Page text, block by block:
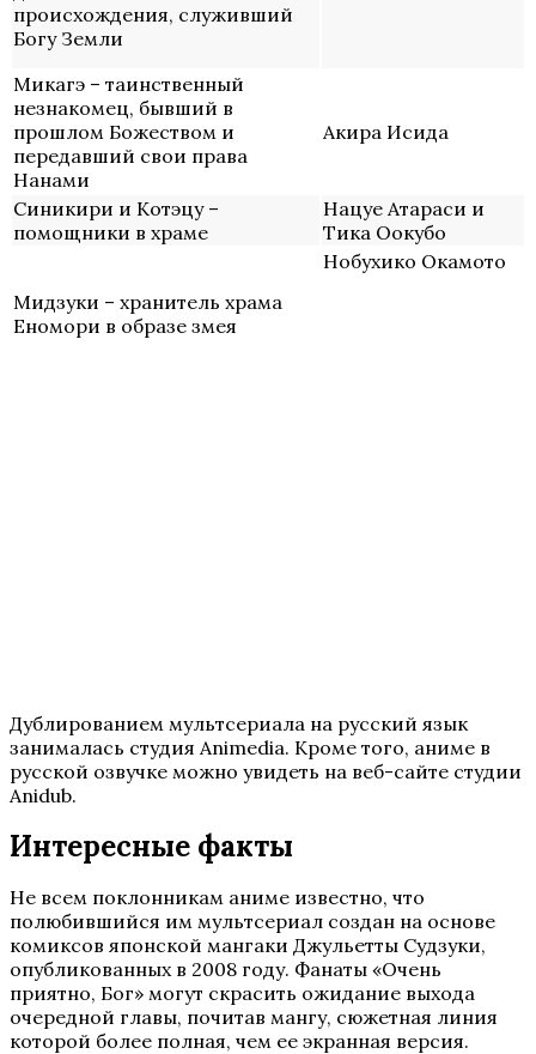
происхождения, служивший
Богу Земли
Микагэ – таинственный
незнакомец, бывший в
прошлом Божеством и
передавший свои права
Нанами
Акира Исида
Синикири и Котэцу –
помощники в храме
Нацуе Атараси и
Тика Оокубо
Мидзуки – хранитель храма
Еномори в образе змея
Нобухико Окамото
Дублированием мультсериала на русский язык
занималась студия Animedia. Кроме того, аниме в
русской озвучке можно увидеть на веб-сайте студии
Anidub.
Интересные факты
Не всем поклонникам аниме известно, что
полюбившийся им мультсериал создан на основе
комиксов японской мангаки Джульетты Судзуки,
опубликованных в 2008 году. Фанаты «Очень
приятно, Бог» могут скрасить ожидание выхода
очередной главы, почитав мангу, сюжетная линия
которой более полная, чем ее экранная версия.